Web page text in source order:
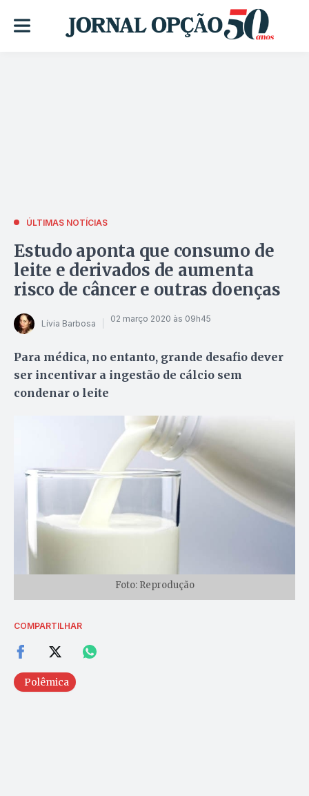
ÚLTIMAS NOTÍCIAS
Estudo aponta que consumo de
leite e derivados de aumenta
risco de câncer e outras doenças
Lívia Barbosa 02 março 2020 às 09h45
Para médica, no entanto, grande desafio dever
ser incentivar a ingestão de cálcio sem
condenar o leite
Foto: Reprodução
COMPARTILHAR
Polêmica